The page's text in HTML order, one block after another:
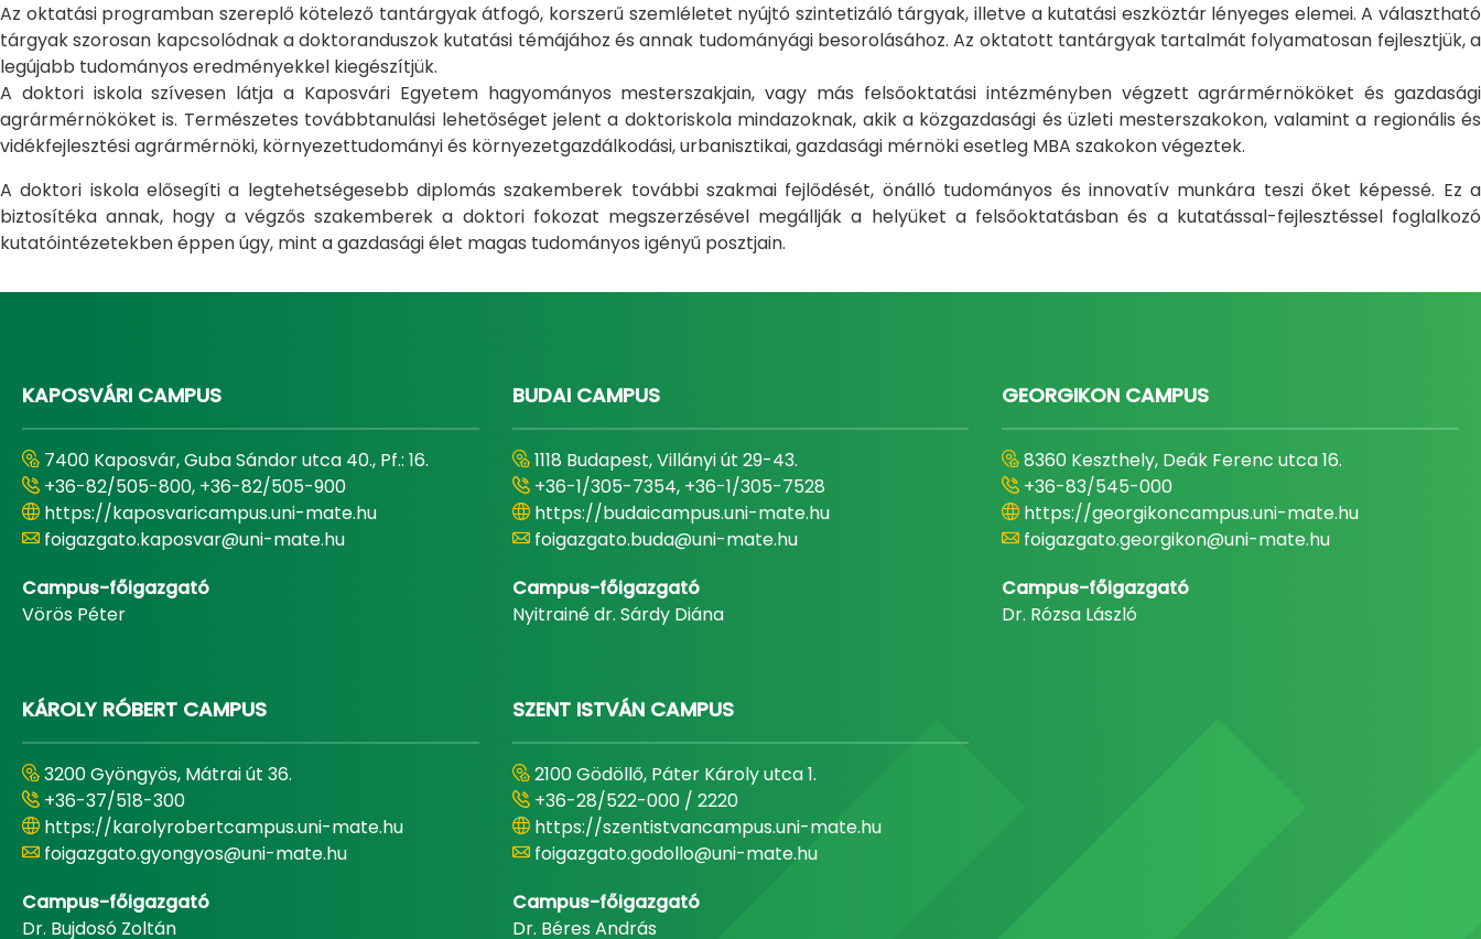
Az oktatási programban szereplő kötelező tantárgyak átfogó, korszerű szemléletet nyújtó szintetizáló tárgyak, illetve a kutatási eszköztár lényeges elemei. A választható
tárgyak szorosan kapcsolódnak a doktoranduszok kutatási témájához és annak tudományági besorolásához. Az oktatott tantárgyak tartalmát folyamatosan fejlesztjük, a
legújabb tudományos eredményekkel kiegészítjük.
A doktori iskola szívesen látja a Kaposvári Egyetem hagyományos mesterszakjain, vagy más felsőoktatási intézményben végzett agrármérnököket és gazdasági
agrármérnököket is. Természetes továbbtanulási lehetőséget jelent a doktoriskola mindazoknak, akik a közgazdasági és üzleti mesterszakokon, valamint a regionális és
vidékfejlesztési agrármérnöki, környezettudományi és környezetgazdálkodási, urbanisztikai, gazdasági mérnöki esetleg MBA szakokon végeztek.
A doktori iskola elősegíti a legtehetségesebb diplomás szakemberek további szakmai fejlődését, önálló tudományos és innovatív munkára teszi őket képessé. Ez a
biztosítéka annak, hogy a végzős szakemberek a doktori fokozat megszerzésével megállják a helyüket a felsőoktatásban és a kutatással-fejlesztéssel foglalkozó
kutatóintézetekben éppen úgy, mint a gazdasági élet magas tudományos igényű posztjain.
KAPOSVÁRI CAMPUS
7400 Kaposvár, Guba Sándor utca 40., Pf.: 16.
+36-82/505-800, +36-82/505-900
https://kaposvaricampus.uni-mate.hu
foigazgato.kaposvar@uni-mate.hu
Campus-főigazgató
Vörös Péter
BUDAI CAMPUS
1118 Budapest, Villányi út 29-43.
+36-1/305-7354, +36-1/305-7528
https://budaicampus.uni-mate.hu
foigazgato.buda@uni-mate.hu
Campus-főigazgató
Nyitrainé dr. Sárdy Diána
GEORGIKON CAMPUS
8360 Keszthely, Deák Ferenc utca 16.
+36-83/545-000
https://georgikoncampus.uni-mate.hu
foigazgato.georgikon@uni-mate.hu
Campus-főigazgató
Dr. Rózsa László
KÁROLY RÓBERT CAMPUS
3200 Gyöngyös, Mátrai út 36.
+36-37/518-300
https://karolyrobertcampus.uni-mate.hu
foigazgato.gyongyos@uni-mate.hu
Campus-főigazgató
Dr. Bujdosó Zoltán
SZENT ISTVÁN CAMPUS
2100 Gödöllő, Páter Károly utca 1.
+36-28/522-000 / 2220
https://szentistvancampus.uni-mate.hu
foigazgato.godollo@uni-mate.hu
Campus-főigazgató
Dr. Béres András